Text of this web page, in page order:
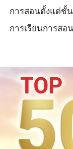
การสอนตั้งแต่ชั้
การเรียนการส